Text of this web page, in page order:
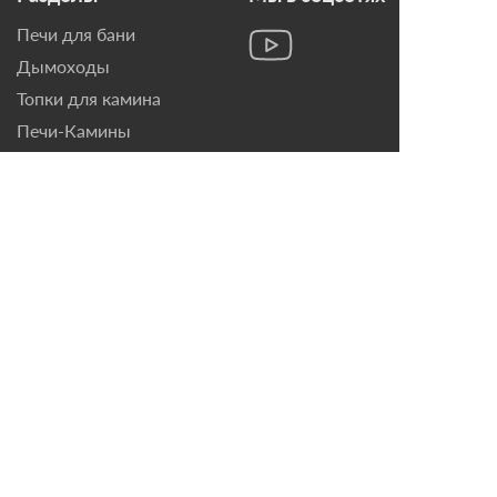
Печи для бани
Дымоходы
Топки для камина
Печи-Камины